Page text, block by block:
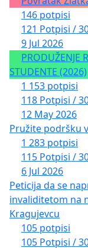
146 potpisi
121 Potpisi /
9 Jul 2026
PRODUŽENJE
STUDENTE (2026)
1 153 potpisi
118 Potpisi /
12 May 2026
Pružite podršku
1 283 potpisi
115 Potpisi /
6 Jul 2026
Peticija da se
invaliditetom na
Kragujevcu
105 potpisi
105 Potpisi /